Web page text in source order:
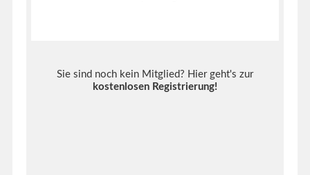
Sie sind noch kein Mitglied? Hier geht's zur
kostenlosen Registrierung!